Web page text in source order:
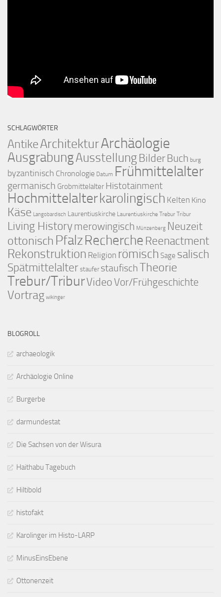
SCHLAGWÖRTER
AntikeArchitekturArchäologie
AusgrabungAusstellungBilder Buch burg
byzantinisch Chronologie Datum Frühmittelalter
germanisch Grobmittelalter Histotainment
Hochmittelalterkarolingisch Kelten Kino
Käse Langobardisch Laurentiuskirche Laurentiuskirche Trebur Tribur
Living Historymerowingisch Münzenberg Neuzeit
ottonisch PfalzRecherche Reenactment
Rekonstruktion Religion römisch Sage salisch
Spätmittelalter staufer staufischTheorie
Trebur/TriburVideoVor/Frühgeschichte
Vortrag wikinger
BLOGROLL
archaeologik
Archäologie Online
Burgerbe
darmundestat
Die Sachsen von der Wisura
Haithabu Tagebuch
Hiltibold
histofakt
Karolinger im Histo-LARP
MinusEinsEbene
Ottonenzeit